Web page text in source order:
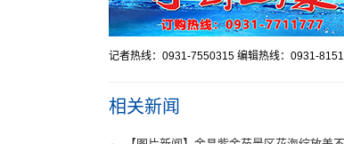
记者热线：0931-7550315 编辑热线：0931-
相关新闻